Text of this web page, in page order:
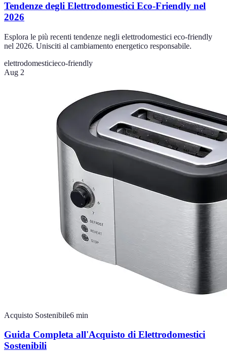
Tendenze degli Elettrodomestici Eco-Friendly nel
2026
Esplora le più recenti tendenze negli elettrodomestici eco-friendly
nel 2026. Unisciti al cambiamento energetico responsabile.
elettrodomesticieco-friendly
Aug 2
Acquisto Sostenibile6 min
Guida Completa all'Acquisto di Elettrodomestici
Sostenibili